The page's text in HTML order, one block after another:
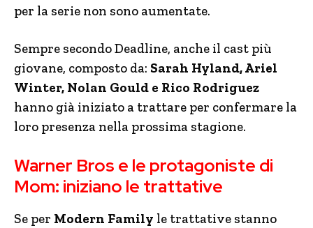
per la serie non sono aumentate.
Sempre secondo Deadline, anche il cast più
giovane, composto da: Sarah Hyland, Ariel
Winter, Nolan Gould e Rico Rodriguez
hanno già iniziato a trattare per confermare la
loro presenza nella prossima stagione.
Warner Bros e le protagoniste di
Mom: iniziano le trattative
Se per Modern Family le trattative stanno